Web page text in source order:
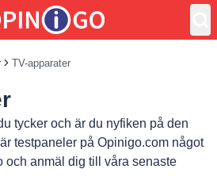
TV-apparater
tycker och är du nyfiken på den
testpaneler på Opinigo.com något
och anmäl dig till våra senaste